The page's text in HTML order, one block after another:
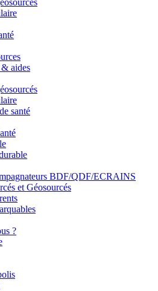
aides
santé
BDF/QDF/ECRAINS
et Géosourcés
?